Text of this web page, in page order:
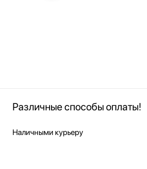
Различные способы оплаты!
Наличными курьеру